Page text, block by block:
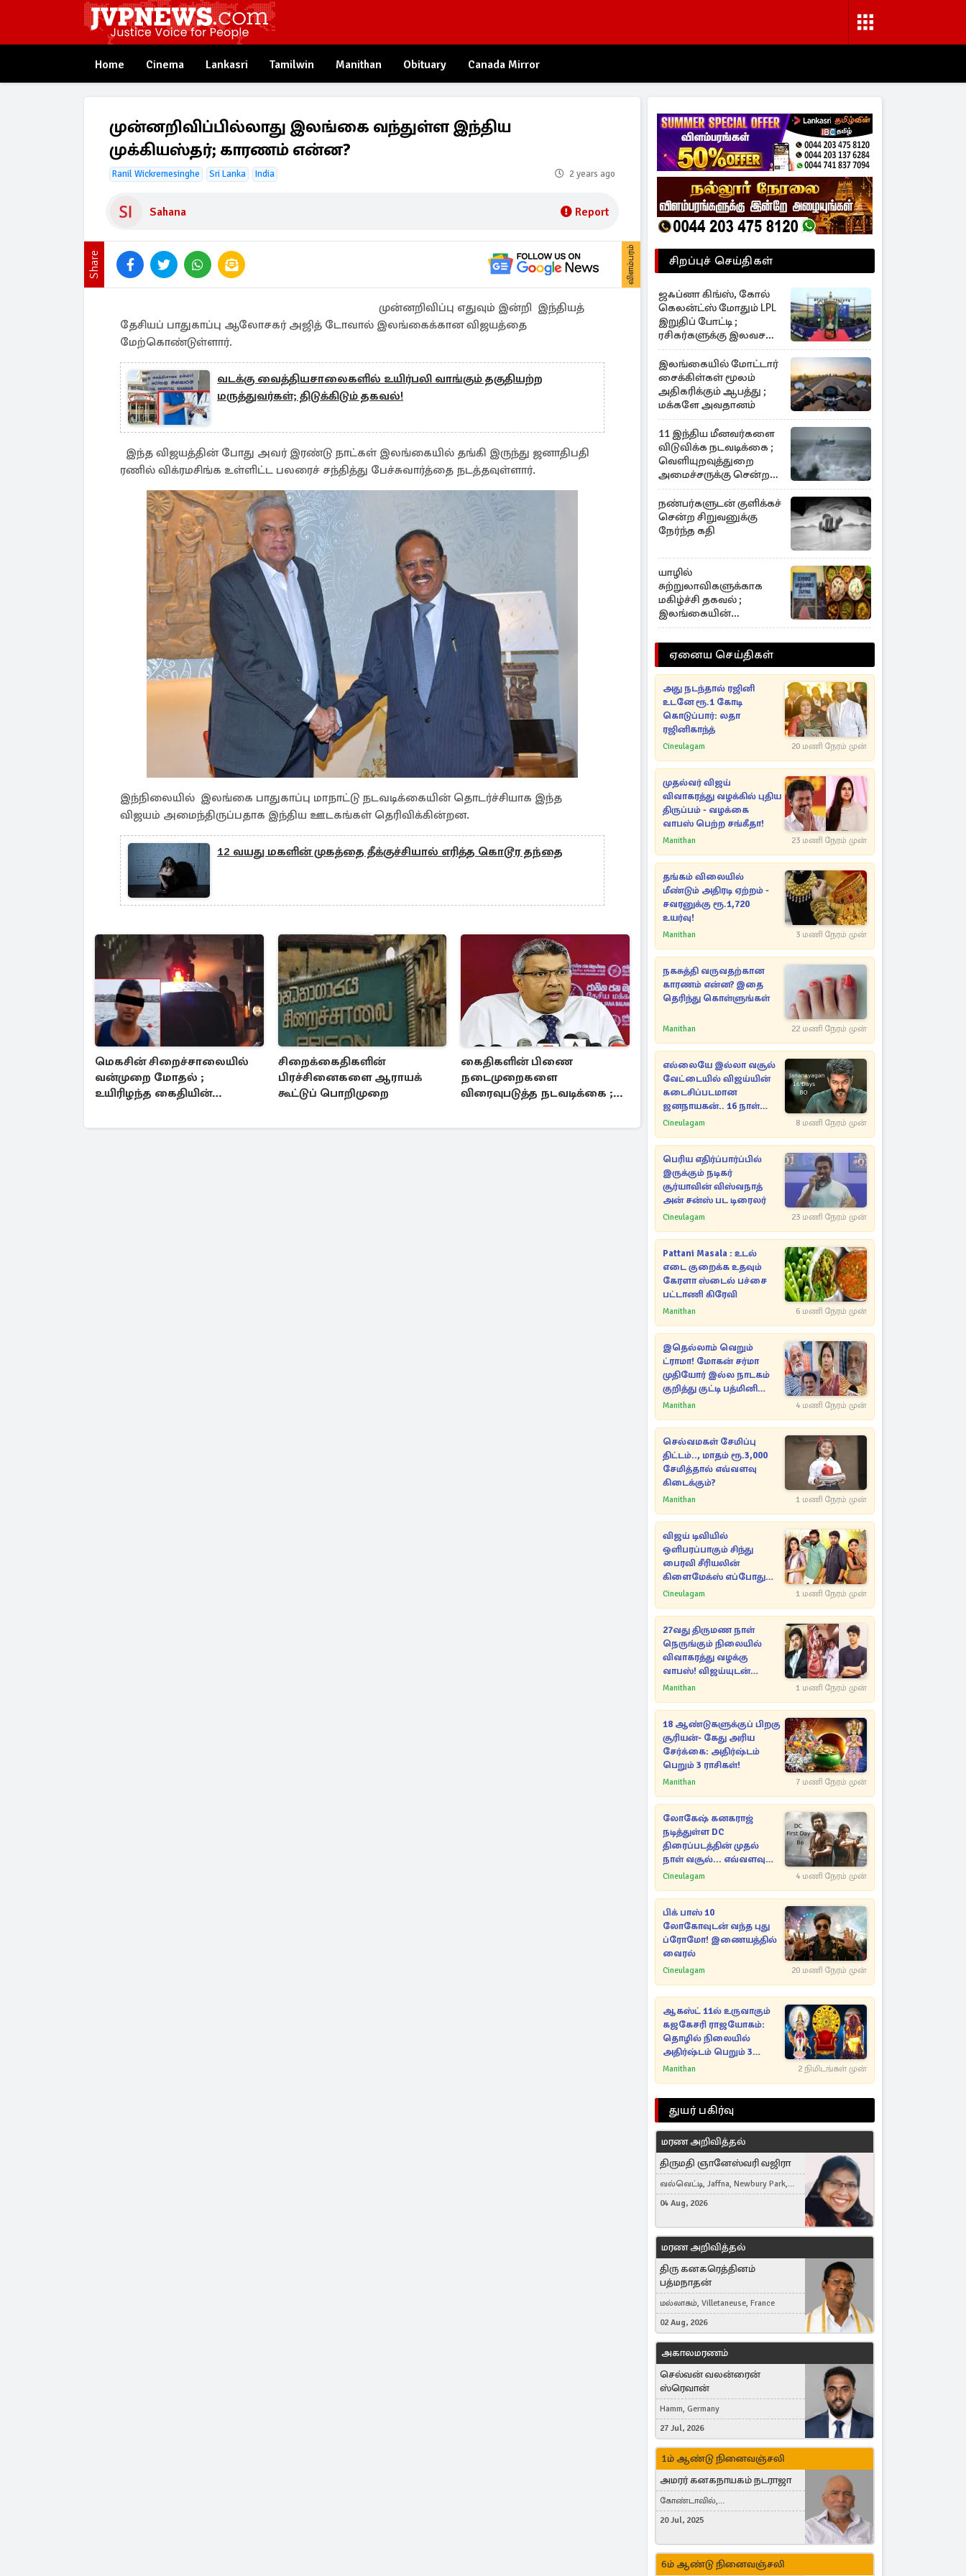
Home Cinema Lankasri Tamilwin Manithan Obituary Canada Mirror
முன்னறிவிப்பில்லாது இலங்கை வந்துள்ள இந்திய
முக்கியஸ்தர்; காரணம் என்ன?
Ranil Wickremesinghe Sri Lanka India 2 years ago
Sahana Report
Share விளம்பரம்
முன்னறிவிப்பு எதுவும் இன்றி இந்தியத்
தேசியப் பாதுகாப்பு ஆலோசகர் அஜித் டோவால் இலங்கைக்கான விஜயத்தை
மேற்கொண்டுள்ளார்.
வடக்கு வைத்தியசாலைகளில் உயிர்பலி வாங்கும் தகுதியற்ற
மருத்துவர்கள்; திடுக்கிடும் தகவல்!
இந்த விஜயத்தின் போது அவர் இரண்டு நாட்கள் இலங்கையில் தங்கி இருந்து ஜனாதிபதி
ரணில் விக்ரமசிங்க உள்ளிட்ட பலரைச் சந்தித்து பேச்சுவார்த்தை நடத்தவுள்ளார்.
இந்நிலையில் இலங்கை பாதுகாப்பு மாநாட்டு நடவடிக்கையின் தொடர்ச்சியாக இந்த
விஜயம் அமைந்திருப்பதாக இந்திய ஊடகங்கள் தெரிவிக்கின்றன.
12 வயது மகளின் முகத்தை தீக்குச்சியால் எரித்த கொடூர தந்தை
மெகசின் சிறைச்சாலையில்
வன்முறை மோதல் ;
உயிரிழந்த கைதியின்
சிறைக்கைதிகளின்
பிரச்சினைகளை ஆராயக்
கூட்டுப் பொறிமுறை
கைதிகளின் பிணை
நடைமுறைகளை
விரைவுபடுத்த நடவடிக்கை ;
நானாயக்கார
சிறப்புச் செய்திகள்
ஜஃப்னா கிங்ஸ், கோல்
கெலன்ட்ஸ் மோதும் LPL
இறுதிப் போட்டி ;
ரசிகர்களுக்கு இலவச
அனுமதி
இலங்கையில் மோட்டார்
சைக்கிள்கள் மூலம்
அதிகரிக்கும் ஆபத்து ;
மக்களே அவதானம்
11 இந்திய மீனவர்களை
விடுவிக்க நடவடிக்கை ;
வெளியுறவுத்துறை
அமைச்சருக்கு சென்ற
கடிதம்
நண்பர்களுடன் குளிக்கச்
சென்ற சிறுவனுக்கு
நேர்ந்த கதி
யாழில்
சுற்றுலாவிகளுக்காக
மகிழ்ச்சி தகவல் ;
இலங்கையின்
உணவுப்பிரியர்களுக்கு
அழைப்பு
ஏனைய செய்திகள்
அது நடந்தால் ரஜினி
உடனே ரூ.1 கோடி
கொடுப்பார்: லதா
ரஜினிகாந்த்
Cineulagam 20 மணி நேரம் முன்
முதல்வர் விஜய்
விவாகரத்து வழக்கில் புதிய
திருப்பம் - வழக்கை
வாபஸ் பெற்ற சங்கீதா!
Manithan 23 மணி நேரம் முன்
தங்கம் விலையில்
மீண்டும் அதிரடி ஏற்றம் -
சவரனுக்கு ரூ.1,720
உயர்வு!
Manithan 3 மணி நேரம் முன்
நகசுத்தி வருவதற்கான
காரணம் என்ன? இதை
தெரிந்து கொள்ளுங்கள்
Manithan 22 மணி நேரம் முன்
எல்லையே இல்லா வசூல்
வேட்டையில் விஜய்யின்
கடைசிப்படமான
ஜனநாயகன்.. 16 நாள்
பாக்ஸ் ஆபிஸ்
Cineulagam 8 மணி நேரம் முன்
பெரிய எதிர்ப்பார்ப்பில்
இருக்கும் நடிகர்
சூர்யாவின் விஸ்வநாத்
அன் சன்ஸ் பட டிரைலர்
Cineulagam 23 மணி நேரம் முன்
Pattani Masala : உடல்
எடை குறைக்க உதவும்
கேரளா ஸ்டைல் பச்சை
பட்டாணி கிரேவி
Manithan 6 மணி நேரம் முன்
இதெல்லாம் வெறும்
ட்ராமா! மோகன் சர்மா
முதியோர் இல்ல நாடகம்
குறித்து குட்டி பத்மினி
பரபரப்பு பேட்டி
Manithan 4 மணி நேரம் முன்
செல்வமகள் சேமிப்பு
திட்டம்.., மாதம் ரூ.3,000
சேமித்தால் எவ்வளவு
கிடைக்கும்?
Manithan 1 மணி நேரம் முன்
விஜய் டிவியில்
ஒளிபரப்பாகும் சிந்து
பைரவி சீரியலின்
கிளைமேக்ஸ் எப்போது
தெரியுமா?
Cineulagam 1 மணி நேரம் முன்
27வது திருமண நாள்
நெருங்கும் நிலையில்
விவாகரத்து வழக்கு
வாபஸ்! விஜய்யுடன்
மீண்டும் இணைவாரா?
Manithan 1 மணி நேரம் முன்
18 ஆண்டுகளுக்குப் பிறகு
சூரியன்- கேது அரிய
சேர்க்கை: அதிர்ஷ்டம்
பெறும் 3 ராசிகள்!
Manithan 7 மணி நேரம் முன்
லோகேஷ் கனகராஜ்
நடித்துள்ள DC
திரைப்படத்தின் முதல்
நாள் வசூல்... எவ்வளவு
தெரியுமா?
Cineulagam 4 மணி நேரம் முன்
பிக் பாஸ் 10
லோகோவுடன் வந்த புது
ப்ரோமோ! இணையத்தில்
வைரல்
Cineulagam 20 மணி நேரம் முன்
ஆகஸ்ட் 11ல் உருவாகும்
கஜகேசரி ராஜயோகம்:
தொழில் நிலையில்
அதிர்ஷ்டம் பெறும் 3
ராசிகள்!
Manithan 2 நிமிடங்கள் முன்
துயர் பகிர்வு
மரண அறிவித்தல்
திருமதி ஞானேஸ்வரி வஜிரா
வல்வெட்டி, Jaffna, Newbury Park,
United Kingdom
04 Aug, 2026
மரண அறிவித்தல்
திரு கனகரெத்தினம்
பத்மநாதன்
மல்லாகம், Villetaneuse, France
02 Aug, 2026
அகாலமரணம்
செல்வன் வலன்ரைன்
ஸ்ரெவான்
Hamm, Germany
27 Jul, 2026
1ம் ஆண்டு நினைவஞ்சலி
அமரர் கனகநாயகம் நடராஜா
கோண்டாவில்,
புன்னாலைக்கட்டுவன், சவுதி
Germany, Brampton, Canada
20 Jul, 2025
6ம் ஆண்டு நினைவஞ்சலி